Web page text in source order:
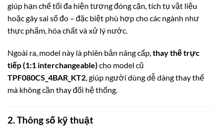
giúp hạn chế tối đa hiện tượng đóng cặn, tích tụ vật liệu
hoặc gây sai số đo – đặc biệt phù hợp cho các ngành như
thực phẩm, hóa chất và xử lý nước.
Ngoài ra, model này là phiên bản nâng cấp,thay thế trực
tiếp (1:1 interchangeable) cho model cũ
TPF080CS_4BAR_KT2, giúp người dùng dễ dàng thay thế
mà không cần thay đổi hệ thống.
2. Thông số kỹ thuật